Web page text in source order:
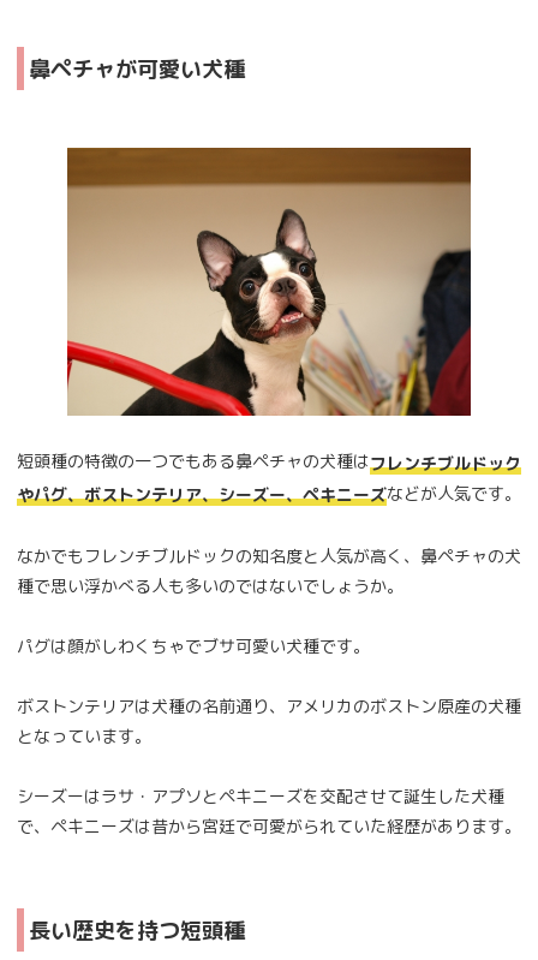
鼻ペチャが可愛い犬種
短頭種の特徴の一つでもある鼻ペチャの犬種はフレンチブルドック
やパグ、ボストンテリア、シーズー、ペキニーズなどが人気です。
なかでもフレンチブルドックの知名度と人気が高く、鼻ペチャの犬
種で思い浮かべる人も多いのではないでしょうか。
パグは顔がしわくちゃでブサ可愛い犬種です。
ボストンテリアは犬種の名前通り、アメリカのボストン原産の犬種
となっています。
シーズーはラサ・アプソとペキニーズを交配させて誕生した犬種
で、ペキニーズは昔から宮廷で可愛がられていた経歴があります。
長い歴史を持つ短頭種